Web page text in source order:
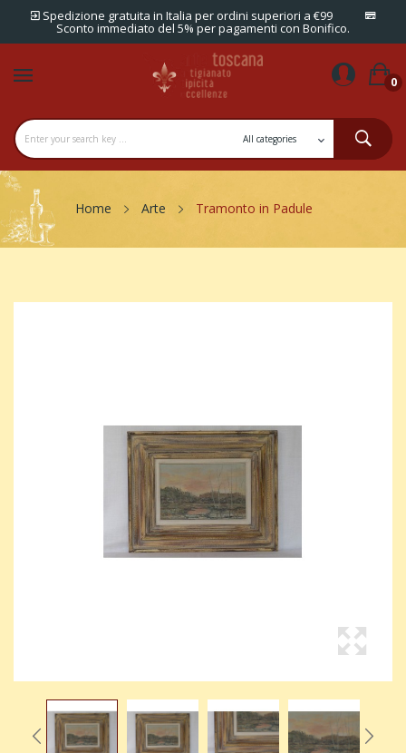
Spedizione gratuita in Italia per ordini superiori a €99
Sconto immediato del 5% per pagamenti con Bonifico.
0
Home Arte Tramonto in Padule